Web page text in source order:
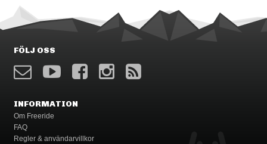
FÖLJ OSS
INFORMATION
Om Freeride
FAQ
Regler & användarvillkor